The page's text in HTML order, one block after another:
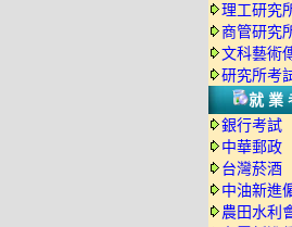
理工研究
商管研究
文科藝術
研究所考
就
銀行考試
中華郵政
台灣菸酒
中油新進
農田水利